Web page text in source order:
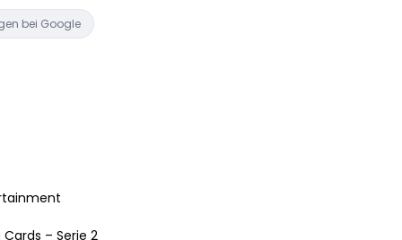
bei Google
– Serie 2